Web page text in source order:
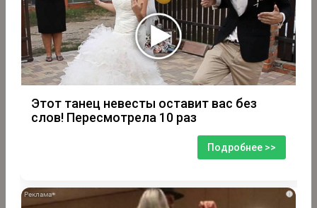
Этот танец невесты оставит вас без
слов! Пересмотрела 10 раз
Подробнее >>
i